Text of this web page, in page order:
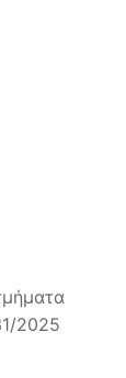
2025